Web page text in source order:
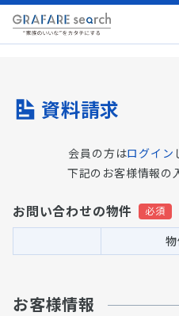
資料請求
会員の方はログイン
下記のお客様情報の
お問い合わせの物件
お客様情報